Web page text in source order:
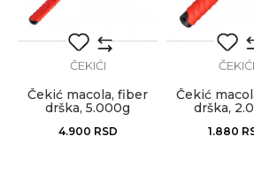
Tapetari, Tesari,
Vodoinstalateri,
Brendovi
Anti-spam zaštita - izračunajte koliko je
POŠALJI
ČEKIĆI
Čekić macola, fiber
drška, 5.000g
4.900 RSD
ČEKIĆI
Čekić
drška,
1.880